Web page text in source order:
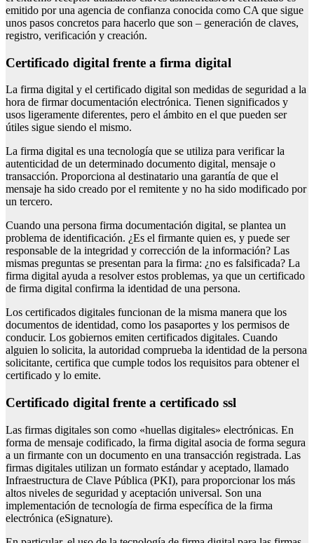
emitido por una agencia de confianza conocida como CA que sigue
unos pasos concretos para hacerlo que son – generación de claves,
registro, verificación y creación.
certificado digital frente a firma digital
La firma digital y el certificado digital son medidas de seguridad a la
hora de firmar documentación electrónica. Tienen significados y
usos ligeramente diferentes, pero el ámbito en el que pueden ser
útiles sigue siendo el mismo.
La firma digital es una tecnología que se utiliza para verificar la
autenticidad de un determinado documento digital, mensaje o
transacción. Proporciona al destinatario una garantía de que el
mensaje ha sido creado por el remitente y no ha sido modificado por
un tercero.
Cuando una persona firma documentación digital, se plantea un
problema de identificación. ¿Es el firmante quien es, y puede ser
responsable de la integridad y corrección de la información? Las
mismas preguntas se presentan para la firma: ¿no es falsificada? La
firma digital ayuda a resolver estos problemas, ya que un certificado
de firma digital confirma la identidad de una persona.
Los certificados digitales funcionan de la misma manera que los
documentos de identidad, como los pasaportes y los permisos de
conducir. Los gobiernos emiten certificados digitales. Cuando
alguien lo solicita, la autoridad comprueba la identidad de la persona
solicitante, certifica que cumple todos los requisitos para obtener el
certificado y lo emite.
certificado digital frente a certificado ssl
Las firmas digitales son como «huellas digitales» electrónicas. En
forma de mensaje codificado, la firma digital asocia de forma segura
a un firmante con un documento en una transacción registrada. Las
firmas digitales utilizan un formato estándar y aceptado, llamado
Infraestructura de Clave Pública (PKI), para proporcionar los más
altos niveles de seguridad y aceptación universal. Son una
implementación de tecnología de firma específica de la firma
electrónica (eSignature).